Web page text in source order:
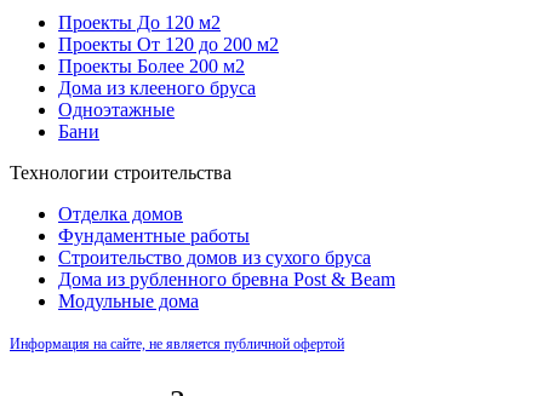
Проекты До 120 м2
Проекты От 120 до 200 м2
Проекты Более 200 м2
Дома из клееного бруса
Одноэтажные
Бани
Технологии строительства
Отделка домов
Фундаментные работы
Строительство домов из сухого бруса
Дома из рубленного бревна Post & Beam
Модульные дома
Информация на сайте, не является публичной офертой